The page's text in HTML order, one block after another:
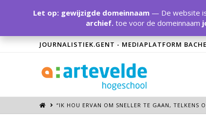
JOURNALISTIEK.GENT - MEDIAPLATFORM
“IK HOU ERVAN OM SNELLER TE GAAN, TELKENS
Let op: gewijzigde domeinnaam— De website is
archief.toe voor de domeinnaam